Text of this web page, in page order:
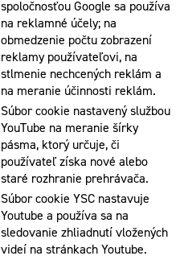
spoločnosťou Google sa používa
na reklamné účely; na
obmedzenie počtu zobrazení
reklamy používateľovi, na
stlmenie nechcených reklám a
na meranie účinnosti reklám.
Súbor cookie nastavený službou
YouTube na meranie šírky
pásma, ktorý určuje, či
používateľ získa nové alebo
staré rozhranie prehrávača.
Súbor cookie YSC nastavuje
Youtube a používa sa na
sledovanie zhliadnutí vložených
videí na stránkach Youtube.